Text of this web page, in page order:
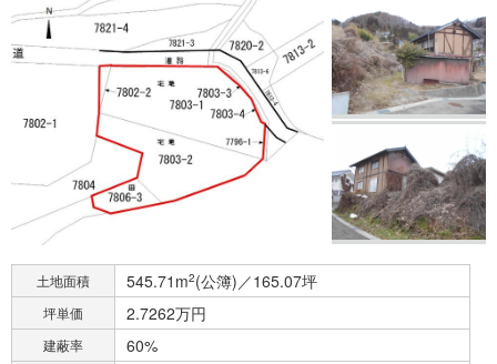
土地面積 545.71m2(公簿)／165.07坪
坪単価 2.7262万円
建蔽率 60%